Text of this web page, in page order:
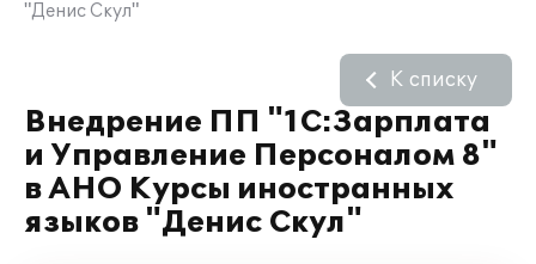
"Денис Скул"
Внедрение ПП "1С:Зарплата
и Управление Персоналом 8"
в АНО Курсы иностранных
языков "Денис Скул"
К списку